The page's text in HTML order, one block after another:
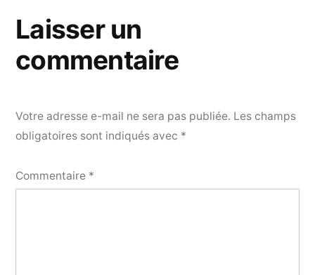
Laisser un
commentaire
Votre adresse e-mail ne sera pas publiée. Les champs
obligatoires sont indiqués avec *
Commentaire *